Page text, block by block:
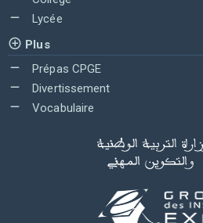
Lycée
Plus
Prépas CPGE
Divertissement
Vocabulaire